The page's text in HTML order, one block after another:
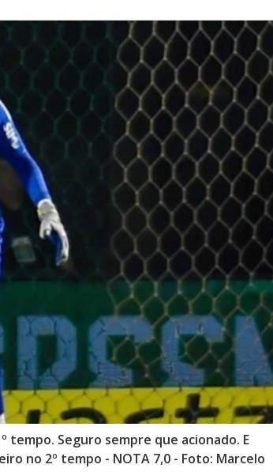
tempo. Seguro sempre que acionado. E
no 2º tempo - NOTA 7,0 - Foto: Marcelo